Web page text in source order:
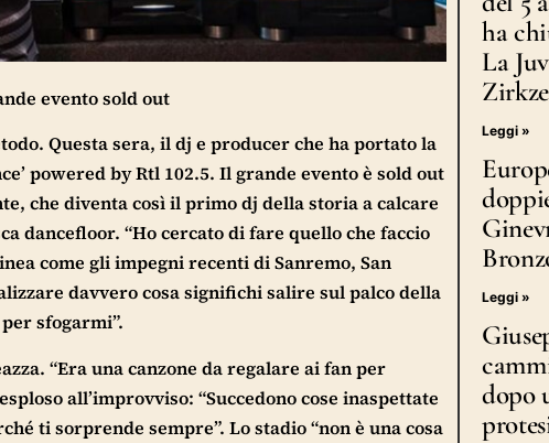
evento sold out
Questa sera, il dj e producer che ha portato la
powered by Rtl 102.5. Il grande evento è sold out
che diventa così il primo dj della storia a calcare
dancefloor. “Ho cercato di fare quello che faccio
come gli impegni recenti di Sanremo, San
davvero cosa significhi salire sul palco della
sfogarmi”.
“Era una canzone da regalare ai fan per
all’improvviso: “Succedono cose inaspettate
ti sorprende sempre”. Lo stadio “non è una cosa
ha
La
Leggi »
Leggi »
dopo